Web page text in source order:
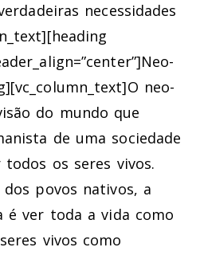
necessidades
O neo-
do mundo que
de uma sociedade
os seres vivos.
povos nativos, a
é ver toda a vida como
vivos como